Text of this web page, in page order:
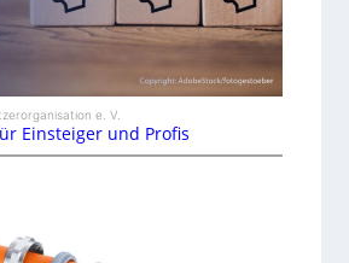
e. V.
Einsteiger und Profis